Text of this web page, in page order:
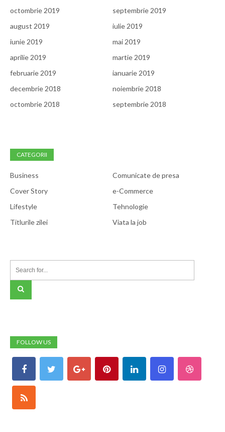
octombrie 2019
septembrie 2019
august 2019
iulie 2019
iunie 2019
mai 2019
aprilie 2019
martie 2019
februarie 2019
ianuarie 2019
decembrie 2018
noiembrie 2018
octombrie 2018
septembrie 2018
CATEGORII
Business
Comunicate de presa
Cover Story
e-Commerce
Lifestyle
Tehnologie
Titlurile zilei
Viata la job
FOLLOW US